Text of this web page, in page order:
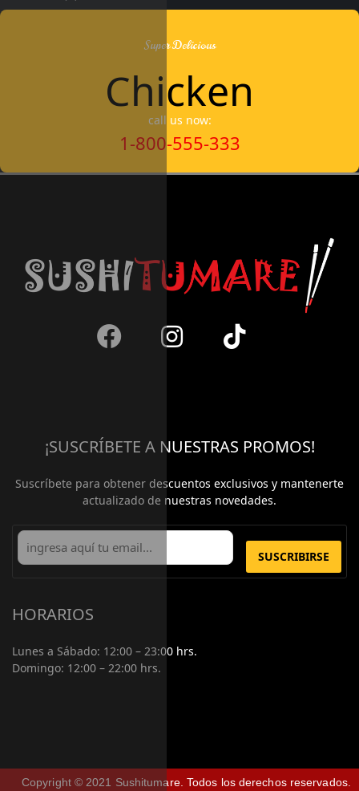
Super Delicious
Chicken
call us now:
1-800-555-333
HORARIOS
Lunes a Sábado: 12:00 – 23:00 hrs.
Domingo: 12:00 – 22:00 hrs.
¡SUSCRÍBETE A NUESTRAS PROMOS!
Suscríbete para obtener descuentos exclusivos y mantenerte
actualizado de nuestras novedades.
SUSCRIBIRSE
Copyright © 2021 Sushitumare. Todos los derechos reservados.